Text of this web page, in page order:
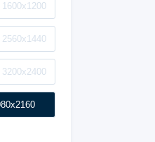
1600x1200
2560x1440
3200x2400